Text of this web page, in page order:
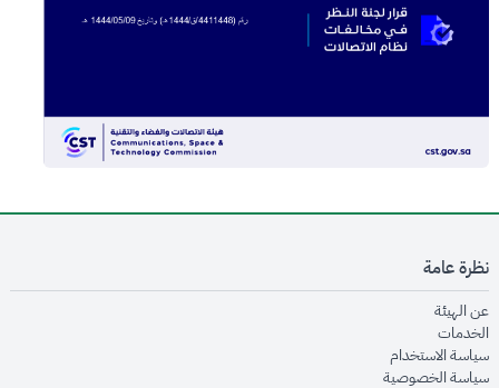
نظرة عامة
عن الهيئةopens in new window
الخدماتopens in new window
سياسة الاستخدام
سياسة الخصوصيةopens in new window